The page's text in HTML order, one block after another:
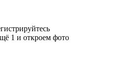
1 и откроем фото